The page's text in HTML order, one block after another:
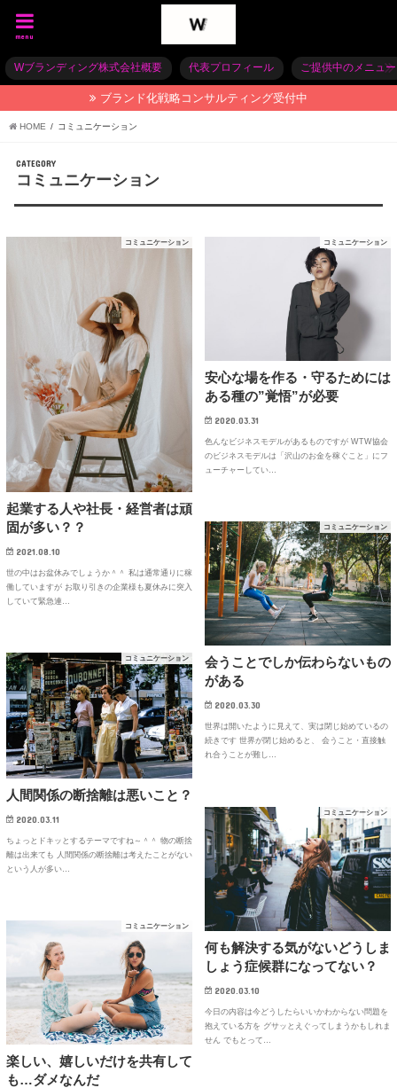
menu
Wブランディング株式会社概要 代表プロフィール ご提供中のメニュー
ブランド化戦略コンサルティング受付中
HOME コミュニケーション
CATEGORY
コミュニケーション
コミュニケーション
起業する人や社長・経営者は頑
固が多い？？
2021.08.10
世の中はお盆休みでしょうか＾＾ 私は通常通りに稼
働していますが お取り引きの企業様も夏休みに突入
していて緊急連…
コミュニケーション
安心な場を作る・守るためには
ある種の”覚悟”が必要
2020.03.31
色んなビジネスモデルがあるものですが WTW協会
のビジネスモデルは「沢山のお金を稼ぐこと」にフ
ューチャーしてい…
コミュニケーション
会うことでしか伝わらないもの
がある
2020.03.30
世界は開いたように見えて、実は閉じ始めているの
続きです 世界が閉じ始めると、 会うこと・直接触
れ合うことが難し…
コミュニケーション
人間関係の断捨離は悪いこと？
2020.03.11
ちょっとドキッとするテーマですね～＾＾ 物の断捨
離は出来ても 人間関係の断捨離は考えたことがない
という人が多い…
コミュニケーション
何も解決する気がないどうしま
しょう症候群になってない？
2020.03.10
今日の内容は今どうしたらいいかわからない問題を
抱えている方を グサッとえぐってしまうかもしれま
せん でもとって…
コミュニケーション
楽しい、嬉しいだけを共有して
も…ダメなんだ